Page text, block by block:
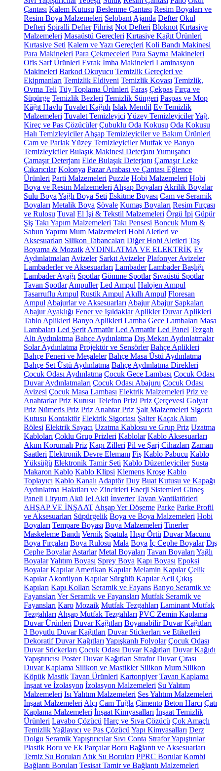
Çantası Kalem Kutusu Beslenme Çantası Resim Boyaları ve
Resim Boya Malzemeleri Selobant Ajanda Defter Okul
Defteri Spiralli Defter Fihrist Not Defteri Bloknot Kırtasiye
Malzemeleri Masaüstü Gereçleri Kırtasiye Kağıt Ürünleri
Kırtasiye Seti Kalem ve Yazı Gereçleri Koli Bandı Makinesi
Para Makineleri Para Çekmeceleri Para Sayma Makineleri
Ofis Sarf Ürünleri Evrak İmha Makineleri Laminasyon
Makineleri Barkod Okuyucu Temizlik Gereçleri ve
Ekipmanları Temizlik Eldiveni Temizlik Kovası Temizlik,
Ovma Teli Tüy Toplama Ürünleri Faraş Çekpas Fırça ve
Süpürge Temizlik Bezleri Temizlik Süngeri Paspas ve Mop
Kâğıt Havlu Tuvalet Kağıdı Islak Mendil Ev Temizlik
Malzemeleri Tuvalet Temizleyici Yüzey TemizleyicilerYağ,
Kireç ve Pas Çözücüler Çubuklu Oda Kokusu Oda Kokusu
Halı Temizleyiciler Ahşap Temizleyiciler ve Bakım Ürünleri
Cam ve Parlak Yüzey Temizleyiciler Mutfak ve Banyo
Temizleyiciler Bulaşık Makinesi Deterjanı Yumuşatıcı
Çamaşır Deterjanı Elde Bulaşık Deterjanı Çamaşır Leke
Çıkarıcılar Kolonya Pazar Arabası ve Çantası Eğlence
Ürünleri Parti Malzemeleri Puzzle Hobi Malzemeleri Hobi
Boya ve Resim Malzemeleri Ahşap Boyaları Akrilik Boyalar
Sulu Boya Yağlı Boya Seti Eskitme Boyası Cam ve Seramik
Boyaları Metalik Boya Şövale Kumaş Boyaları Resim Fırçası
ve Rulosu Tuval El İşi & Tekstil Malzemeleri Örgü İpi Güpür
Şiş Takı Yapım Malzemeleri Takı Pensesi Boncuk Mum &
Sabun Yapımı Mum Malzemeleri Hobi Aletleri ve
Aksesuarları Silikon Tabancaları Diğer Hobi Aletleri Taş
Boyama & Mozaik AYDINLATMA VE ELEKTRİK Ev
Aydınlatmaları Avizeler Sarkıt Avizeler Plafonyer Avizeler
Lambaderler ve Aksesuarları Lambader Lambader Başlığı
Lambader Ayağı Spotlar Gömme Spotlar Sıvaüstü Spotlar
Tavan Spotlar Ampuller Led Ampul Halojen Ampul
Tasarruflu Ampul Rustik Ampul Akıllı Ampul Floresan
Ampul Abajurlar ve Aksesuarları Abajur Abajur Şapkaları
Abajur Ayaklığı Fener ve Işıldaklar Aplikler Duvar Aplikleri
Tablo Aplikleri Banyo Aplikleri Lamba Gece Lambaları Masa
Lambaları Led Şerit Armatür Led Armatür Led Panel Tezgah
Altı Aydınlatma Bahçe Aydınlatma Dış Mekan Aydınlatmalar
Solar Aydınlatma Projektör ve Sensörler Bahçe Aplikleri
Bahçe Feneri ve Meşaleler Bahçe Masa Üstü Aydınlatma
Bahçe Set Üstü Aydınlatma Bahçe Aydınlatma Direkleri
Çocuk Odası Aydınlatma Çocuk Gece Lambası Çocuk Odası
Duvar Aydınlatmaları Çocuk Odası Abajuru Çocuk Odası
Avizesi Çocuk Masa Lambası Elektrik Malzemeleri Priz ve
Anahtarlar Priz Kutusu Telefon Prizi Priz Çerçevesi Golyat
Priz Nümeris Priz Priz Anahtar Priz Şalt Malzemeleri Sigorta
Kutusu Kontaktör Elektrik Sigortası Şalter Kaçak Akım
Rölesi Elektrik Sayacı Uzatma Kablosu ve Grup Priz Uzatma
Kabloları Çoklu Grup Prizleri Kablolar Kablo Aksesuarları
Akım Korumalı Priz Kapı Zilleri Pil ve Şarj Cihazları Zaman
Saatleri Elektronik Devre Elemanı Fiş Kablo Pabucu Kablo
Yüksüğü Elektronik Tamir Seti Kablo Düzenleyiciler Susta
Makaron Kablo Kablo Klipsi Klemens Kroşe Kablo
Toplayıcı Kablo Kanalı Adaptör Duy Buat Kutusu ve Kapağı
Aydınlatma Halatları ve Zincirleri Enerji Sistemleri Güneş
Paneli Lityum Akü Jel Akü İnverter Tavan Vantilatörleri
AHŞAP VE İNŞAAT Ahşap Yer Döşeme Parke Parke Profil
ve Aksesuarları Süpürgelik Boya ve Boya Malzemeleri Hobi
Boyaları Tempare Boyası Boya Malzemeleri Tinerler
Maskeleme Bandı Vernik Spatula Hışır Örtü Duvar Macunu
Boya Fırçaları Boya Rulosu Mala Boya İç Cephe Boyalar Dış
Cephe Boyalar Astarlar Metal Boyaları Tavan Boyaları Yağlı
BoyalarYalıtım Boyası Sprey Boya Kapı Boyası Epoksi
Boyalar Kapılar Amerikan Kapılar Melamin Kapılar Çelik
Kapılar Akordiyon Kapılar Sürgülü Kapılar Acil Çıkış
Kapıları Kapı Kolları Seramik ve Fayans Banyo Seramik ve
Fayansları Yer Seramik ve Fayansları Mutfak Seramik ve
Fayansları Karo Mozaik Mutfak Tezgahları Laminant Mutfak
Tezgahları Ahşap Mutfak Tezgahları PVC Zemin Kaplama
Duvar Ürünleri Duvar Kağıtları Boyanabilir Duvar Kağıtları
3 Boyutlu Duvar Kağıtları Duvar Stickerları ve Etiketleri
Dekoratif Duvar Kağıtları Yapışkanlı Folyolar Çocuk Odası
Duvar Stickerları Çocuk Odası Duvar Kağıtları Duvar Kağıdı
Yapıştırıcısı Poster Duvar Kağıtları Strafor Duvar Çıtası
Duvar Kaplama Silikon ve Mastikler Silikon Mum Silikon
Köpük Mastik Tavan Ürünleri Kartonpiyer Tavan Kaplama
İnşaat ve İzolasyon İzolasyon Malzemeleri Su Yalıtım
Malzemeleri Isı Yalıtım Malzemeleri Ses Yalıtım Malzemeleri
İnşaat Malzemeleri Alçı Cam Tuğla Çimento Beton Harcı Çatı
Kaplama Malzemeleri İnşaat Kimyasalları İnşaat Temizlik
Ürünleri Lavabo Çözücü Harç ve Sıva Çözücü Çok Amaçlı
TemizlikYağlayıcı ve Pas Çözücü Yapı Kimyasalları Derz
Dolgu Seramik Yapıştırıcılar Sıvı Conta Strafor Yapıştırılar
Plastik Boru ve Ek Parçalar Boru Bağlantı ve Aksesuarları
Temiz Su Boruları Atık Su Boruları PPRC Borular Kombi
Bağlantı Boruları Tesisat Tamir ve Bağlantı Malzemeleri